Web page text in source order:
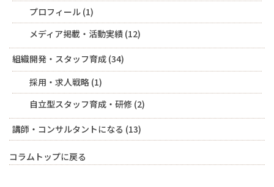
プロフィール (1)
メディア掲載・活動実績 (12)
組織開発・スタッフ育成 (34)
採用・求人戦略 (1)
自立型スタッフ育成・研修 (2)
講師・コンサルタントになる (13)
コラムトップに戻る